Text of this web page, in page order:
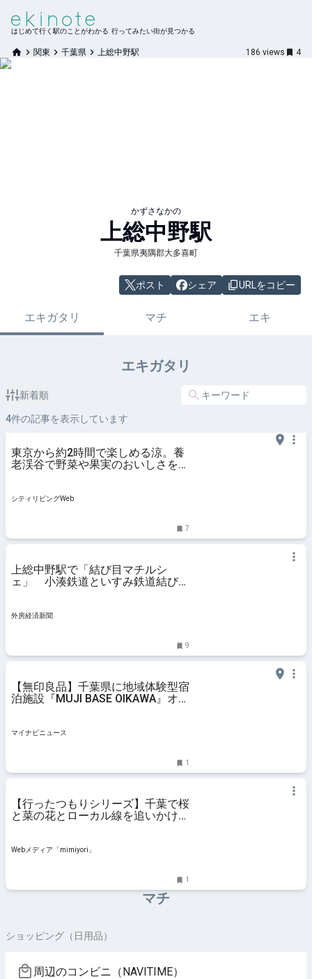
はじめて行く駅のことがわかる 行ってみたい街が見つかる
関東 千葉県 上総中野駅 186 views 4
かずさなかの
上総中野駅
千葉県夷隅郡大多喜町
ポスト シェア URLをコピー
エキガタリ マチ エキ
エキガタリ
新着順
4件の記事を表示しています
東京から約2時間で楽しめる涼。養
老渓谷で野菜や果実のおいしさをそ
シティリビングWeb
7
上総中野駅で「結び目マチルシ
ェ」 小湊鉄道といすみ鉄道結び地
外房経済新聞
9
【無印良品】千葉県に地域体験型宿
泊施設『MUJI BASE OIKAWA』オー
話題
マイナビニュース
1
【行ったつもりシリーズ】千葉で桜
と菜の花とローカル線を追いかける
「mimiyori」
Webメディア「mimiyori」
1
マチ
ショッピング（日用品）
周辺のコンビニ（NAVITIME）